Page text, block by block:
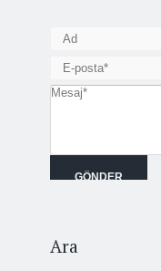
Ara